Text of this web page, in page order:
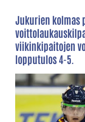
Jukurien kolmas
viikinkipaitojen
lopputulos 4-5.